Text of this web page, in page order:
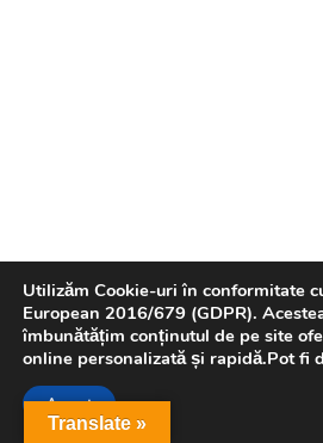
Translate »
Utilizăm Cookie-uri în conformitate
European 2016/679 (GDPR).
îmbunătățim conținutul de pe site
online personalizată și rapidă.Pot fi
Accept